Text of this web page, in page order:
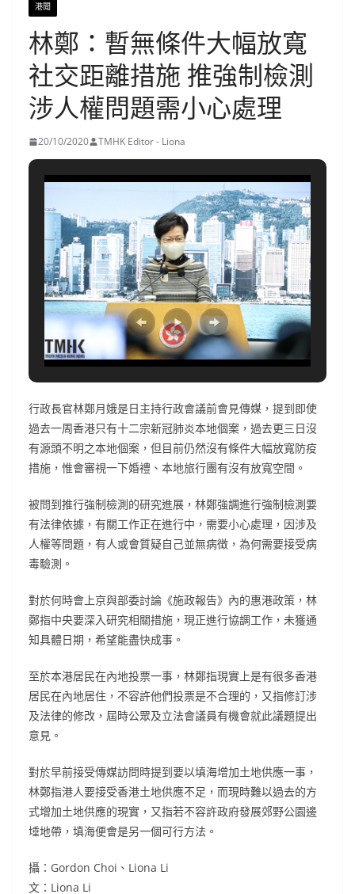
港聞
林鄭：暫無條件大幅放寬
社交距離措施 推強制檢測
涉人權問題需小心處理
20/10/2020 TMHK Editor - Liona
行政長官林鄭月娥是日主持行政會議前會見傳媒，提到即使
過去一周香港只有十二宗新冠肺炎本地個案，過去更三日沒
有源頭不明之本地個案，但目前仍然沒有條件大幅放寬防疫
措施，惟會審視一下婚禮、本地旅行團有沒有放寬空間。
被問到推行強制檢測的研究進展，林鄭強調進行強制檢測要
有法律依據，有關工作正在進行中，需要小心處理，因涉及
人權等問題，有人或會質疑自己並無病徴，為何需要接受病
毒驗測。
對於何時會上京與部委討論《施政報告》內的惠港政策，林
鄭指中央要深入研究相關措施，現正進行協調工作，未獲通
知具體日期，希望能盡快成事。
至於本港居民在內地投票一事，林鄭指現實上是有很多香港
居民在內地居住，不容許他們投票是不合理的，又指修訂涉
及法律的修改，屆時公眾及立法會議員有機會就此議題提出
意見。
對於早前接受傳媒訪問時提到要以填海增加土地供應一事，
林鄭指港人要接受香港土地供應不足，而現時難以過去的方
式增加土地供應的現實，又指若不容許政府發展郊野公園邊
埵地帶，填海便會是另一個可行方法。
攝：Gordon Choi、Liona Li
文：Liona Li